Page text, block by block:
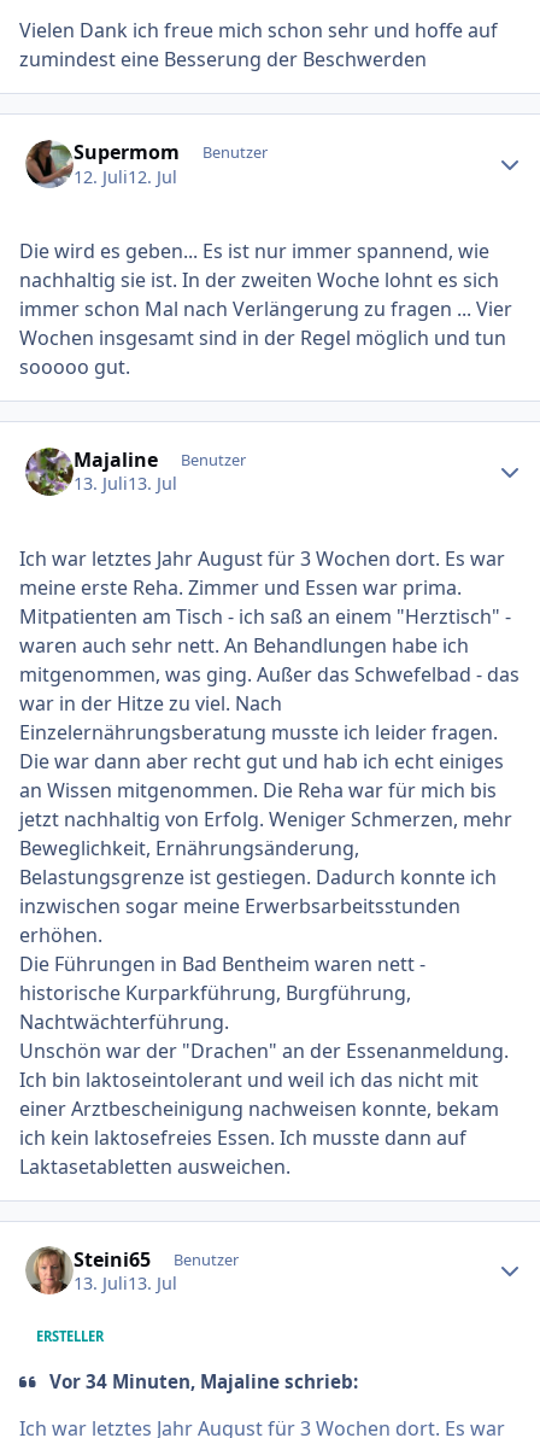
Vielen Dank ich freue mich schon sehr und hoffe auf
zumindest eine Besserung der Beschwerden
Supermom Benutzer
12. Juli12. Jul
Die wird es geben... Es ist nur immer spannend, wie
nachhaltig sie ist. In der zweiten Woche lohnt es sich
immer schon Mal nach Verlängerung zu fragen ... Vier
Wochen insgesamt sind in der Regel möglich und tun
sooooo gut.
Majaline Benutzer
13. Juli13. Jul
Ich war letztes Jahr August für 3 Wochen dort. Es war
meine erste Reha. Zimmer und Essen war prima.
Mitpatienten am Tisch - ich saß an einem "Herztisch" -
waren auch sehr nett. An Behandlungen habe ich
mitgenommen, was ging. Außer das Schwefelbad - das
war in der Hitze zu viel. Nach
Einzelernährungsberatung musste ich leider fragen.
Die war dann aber recht gut und hab ich echt einiges
an Wissen mitgenommen. Die Reha war für mich bis
jetzt nachhaltig von Erfolg. Weniger Schmerzen, mehr
Beweglichkeit, Ernährungsänderung,
Belastungsgrenze ist gestiegen. Dadurch konnte ich
inzwischen sogar meine Erwerbsarbeitsstunden
erhöhen.
Die Führungen in Bad Bentheim waren nett -
historische Kurparkführung, Burgführung,
Nachtwächterführung.
Unschön war der "Drachen" an der Essenanmeldung.
Ich bin laktoseintolerant und weil ich das nicht mit
einer Arztbescheinigung nachweisen konnte, bekam
ich kein laktosefreies Essen. Ich musste dann auf
Laktasetabletten ausweichen.
Steini65 Benutzer
13. Juli13. Jul
ERSTELLER
Vor 34 Minuten, Majaline schrieb:
Ich war letztes Jahr August für 3 Wochen dort. Es war